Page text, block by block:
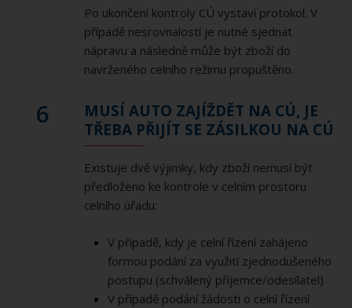
Po ukončení kontroly CÚ vystaví protokol. V
případě nesrovnalostí je nutné sjednat
nápravu a následně může být zboží do
navrženého celního režimu propuštěno.
6
MUSÍ AUTO ZAJÍŽDĚT NA CÚ, JE
TŘEBA PŘIJÍT SE ZÁSILKOU NA CÚ
Existuje dvě výjimky, kdy zboží nemusí být
předloženo ke kontrole v celním prostoru
celního úřadu:
V případě, kdy je celní řízení zahájeno
formou podání za využití zjednodušeného
postupu (schválený příjemce/odesílatel)
V případě podání žádosti o celní řízení